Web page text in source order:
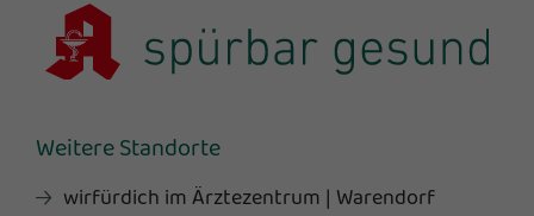
Weitere Standorte
wirfürdich im Ärztezentrum | Warendorf